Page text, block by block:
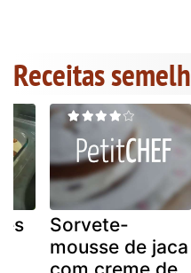
Receitas
Sorvete-
mousse de jaca